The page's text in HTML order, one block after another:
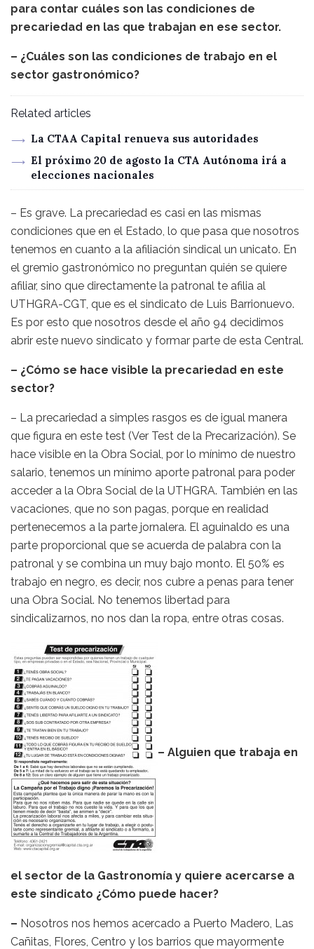
para contar cuáles son las condiciones de
precariedad en las que trabajan en ese sector.
– ¿Cuáles son las condiciones de trabajo en el
sector gastronómico?
Related articles
La CTAA Capital renueva sus autoridades
El próximo 20 de agosto la CTA Autónoma irá a
elecciones nacionales
– Es grave. La precariedad es casi en las mismas
condiciones que en el Estado, lo que pasa que nosotros
tenemos en cuanto a la afiliación sindical un unicato. En
el gremio gastronómico no preguntan quién se quiere
afiliar, sino que directamente la patronal te afilia al
UTHGRA-CGT, que es el sindicato de Luis Barrionuevo.
Es por esto que nosotros desde el año 94 decidimos
abrir este nuevo sindicato y formar parte de esta Central.
– ¿Cómo se hace visible la precariedad en este
sector?
– La precariedad a simples rasgos es de igual manera
que figura en este test (Ver Test de la Precarización). Se
hace visible en la Obra Social, por lo mínimo de nuestro
salario, tenemos un mínimo aporte patronal para poder
acceder a la Obra Social de la UTHGRA. También en las
vacaciones, que no son pagas, porque en realidad
pertenecemos a la parte jornalera. El aguinaldo es una
parte proporcional que se acuerda de palabra con la
patronal y se combina un muy bajo monto. El 50% es
trabajo en negro, es decir, nos cubre a penas para tener
una Obra Social. No tenemos libertad para
sindicalizarnos, no nos dan la ropa, entre otras cosas.
– Alguien que trabaja en
el sector de la Gastronomía y quiere acercarse a
este sindicato ¿Cómo puede hacer?
– Nosotros nos hemos acercado a Puerto Madero, Las
Cañitas, Flores, Centro y los barrios que mayormente